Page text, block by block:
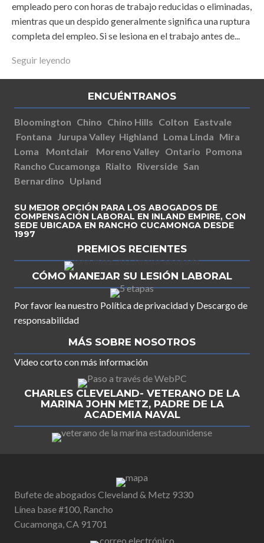
empleado pero con horas de trabajo reducidas o eliminadas,
mientras que un despido generalmente significa una ruptura
completa del empleo. Si se lesiona en el trabajo antes de...
Seguir leyendo
ENCUÉNTRANOS
Bloomington Chino Chino Hills Colton Eastvale
Fontana Jurupa Valley Highland Loma Linda Mira
Loma
Montclair Moreno Valley Ontario Pomona
Rancho Cucamonga Rialto Riverside San
Bernardino Upland
SU MEJOR OPCIÓN PARA LOS ABOGADOS DE
COMPENSACIÓN LABORAL EN INLAND EMPIRE, CON
SEDE UBICADA EN RANCHO CUCAMONGA DESDE
1997
PREMIOS RECIENTES
CÓMO MANEJAR SU LESIÓN LABORAL
Por favor lea nuestro Política de privacidady Descargo de
responsabilidad
MÁS SOBRE NOSOTROS
Video corto con más información
CHARLES CLEVELAND- VETERANO DE LA
MARINA JOHN METZ, PADRE DE LA
ACADEMIA NAVAL
Bufete de abogados Cleveland & Metz 9330
Línea base #100, Rancho
Cucamonga, CA 91701